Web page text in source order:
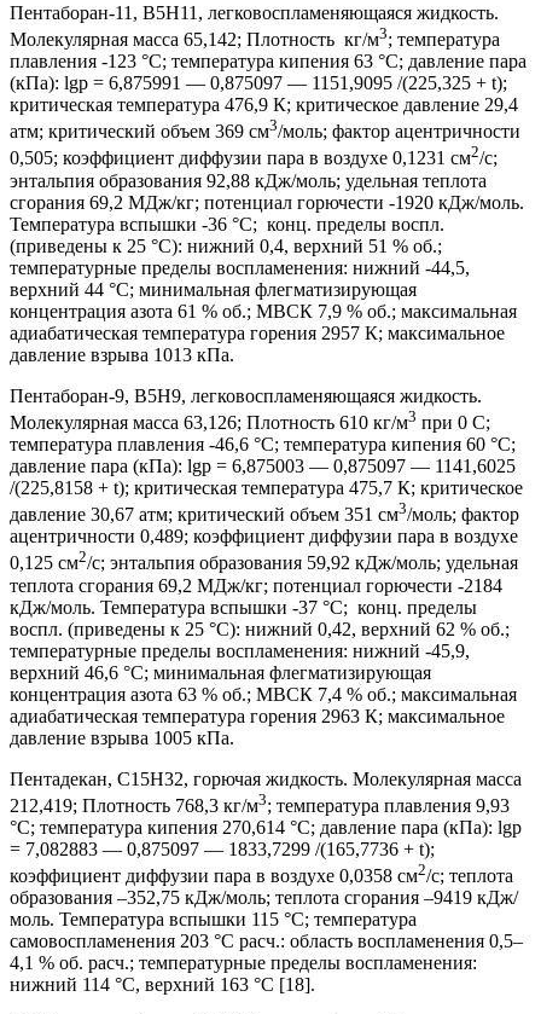
Пентаборан-11, B5H11, легковоспламеняющаяся жидкость.
Молекулярная масса 65,142; Плотность кг/м3; температура
плавления -123 °С; температура кипения 63 °С; давление пара
(кПа): lgp = 6,875991 — 0,875097 — 1151,9095 /(225,325 + t);
критическая температура 476,9 К; критическое давление 29,4
атм; критический объем 369 см3/моль; фактор ацентричности
0,505; коэффициент диффузии пара в воздухе 0,1231 см2/с;
энтальпия образования 92,88 кДж/моль; удельная теплота
сгорания 69,2 МДж/кг; потенциал горючести -1920 кДж/моль.
Температура вспышки -36 °С; конц. пределы воспл.
(приведены к 25 °С): нижний 0,4, верхний 51 % об.;
температурные пределы воспламенения: нижний -44,5,
верхний 44 °С; минимальная флегматизирующая
концентрация азота 61 % об.; МВСК 7,9 % об.; максимальная
адиабатическая температура горения 2957 К; максимальное
давление взрыва 1013 кПа.
Пентаборан-9, B5H9, легковоспламеняющаяся жидкость.
Молекулярная масса 63,126; Плотность 610 кг/м3 при 0 С;
температура плавления -46,6 °С; температура кипения 60 °С;
давление пара (кПа): lgp = 6,875003 — 0,875097 — 1141,6025
/(225,8158 + t); критическая температура 475,7 К; критическое
давление 30,67 атм; критический объем 351 см3/моль; фактор
ацентричности 0,489; коэффициент диффузии пара в воздухе
0,125 см2/с; энтальпия образования 59,92 кДж/моль; удельная
теплота сгорания 69,2 МДж/кг; потенциал горючести -2184
кДж/моль. Температура вспышки -37 °С; конц. пределы
воспл. (приведены к 25 °С): нижний 0,42, верхний 62 % об.;
температурные пределы воспламенения: нижний -45,9,
верхний 46,6 °С; минимальная флегматизирующая
концентрация азота 63 % об.; МВСК 7,4 % об.; максимальная
адиабатическая температура горения 2963 К; максимальное
давление взрыва 1005 кПа.
Пентадекан, C15H32, горючая жидкость. Молекулярная масса
212,419; Плотность 768,3 кг/м3; температура плавления 9,93
°С; температура кипения 270,614 °С; давление пара (кПа): lgp
= 7,082883 — 0,875097 — 1833,7299 /(165,7736 + t);
коэффициент диффузии пара в воздухе 0,0358 см2/с; теплота
образования –352,75 кДж/моль; теплота сгорания –9419 кДж/
моль. Температура вспышки 115 °С; температура
самовоспламенения 203 °С расч.: область воспламенения 0,5–
4,1 % об. расч.; температурные пределы воспламенения:
нижний 114 °С, верхний 163 °С [18].